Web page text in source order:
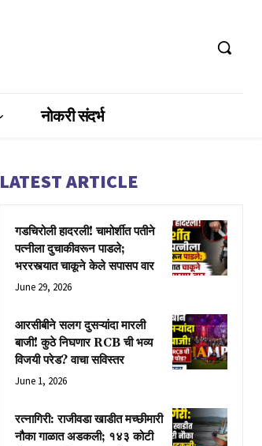
नोकरी संदर्भ
LATEST ARTICLE
गडचिरोली हादरली! चामोर्शीत पतीने
पत्नीला दुचाकीवरून पाडले;
भररस्त्यात चाकूने केले सपासप वार
June 29, 2026
आरसीबीने सलग दुसऱ्यांदा मारली
बाजी! कुठे निघणार RCB ची भव्य
विजयी परेड? वाचा सविस्तर
June 1, 2026
रत्नागिरी: राजीवडा खाडीत मच्छीमारी
नौका गाळात अडकली; १४३ कोटी